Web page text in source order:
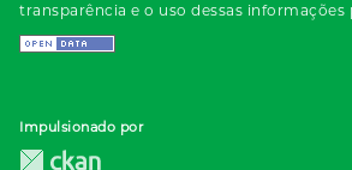
transparência e o uso dessas informações
Impulsionado por